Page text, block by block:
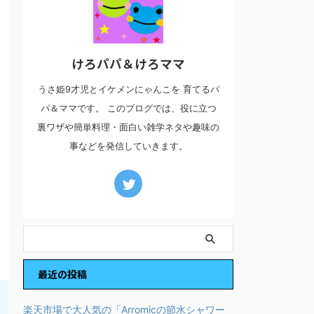
けろパパ＆けろママ
うさ姫9才児とイケメンにゃんこを 育てるパ
パ＆ママです。 このブログでは、役に立つ
裏ワザや簡単料理・面白い雑学ネタや趣味の
事などを発信していきます。
最近の投稿
楽天市場で大人気の「Arromicの節水シャワー